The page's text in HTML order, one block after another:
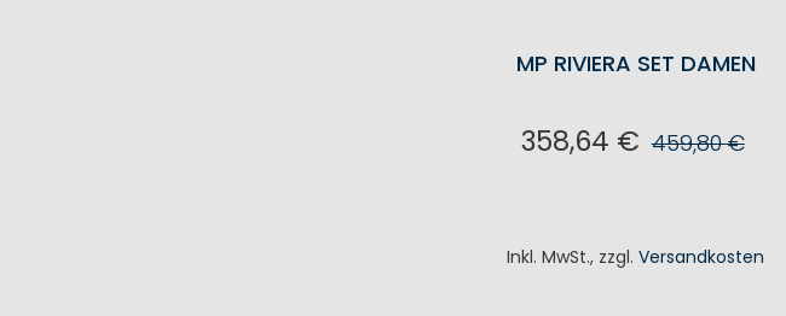
MP RIVIERA SET DAMEN
358,64 € 459,80 €
Inkl. MwSt., zzgl.Versandkosten